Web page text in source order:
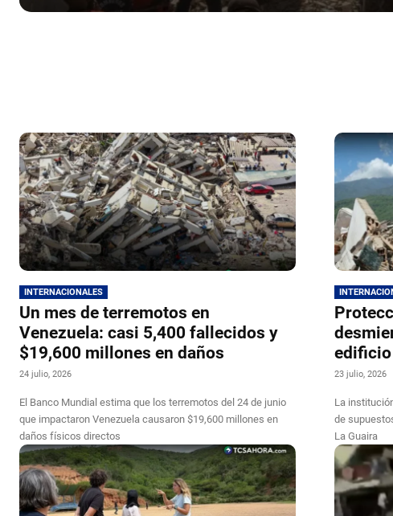
INTERNACIONALES
Un mes de terremotos en
Venezuela: casi 5,400 fallecidos y
$19,600 millones en daños
24 julio, 2026
El Banco Mundial estima que los terremotos del 24 de junio
que impactaron Venezuela causaron $19,600 millones en
daños físicos directos
edificio
23 julio, 2026
La
de
La Guaira